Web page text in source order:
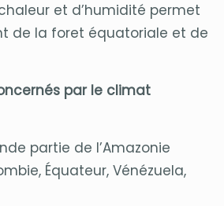
et d’humidité permet
de la foret équatoriale et de
par le climat
partie de l’Amazonie
Équateur, Vénézuela,